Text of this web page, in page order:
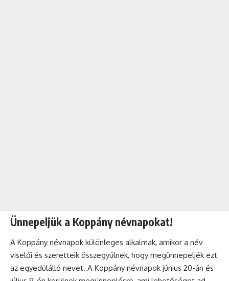
Ünnepeljük a Koppány névnapokat!
A Koppány névnapok különleges alkalmak, amikor a név
viselői és szeretteik összegyűlnek, hogy megünnepeljék ezt
az egyedülálló nevet. A Koppány névnapok június 20-án és